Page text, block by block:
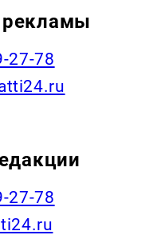
27-78
27-78